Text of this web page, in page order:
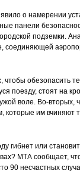
о намерении
панели
подземки.
соединяющей
обезопасить
поезду, стоят на
воле. Во-вторых,
им вчиняют
гибнет или
МТА сообщает,
90 несчастных